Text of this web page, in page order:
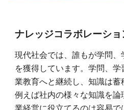
ナレッジコラボレーショ
現代社会では、誰もが学問
を獲得しています。学問、
業教育へと継続し、知識は蓄
例えば社内の様々な知識を
業経営に役立てるのは容易